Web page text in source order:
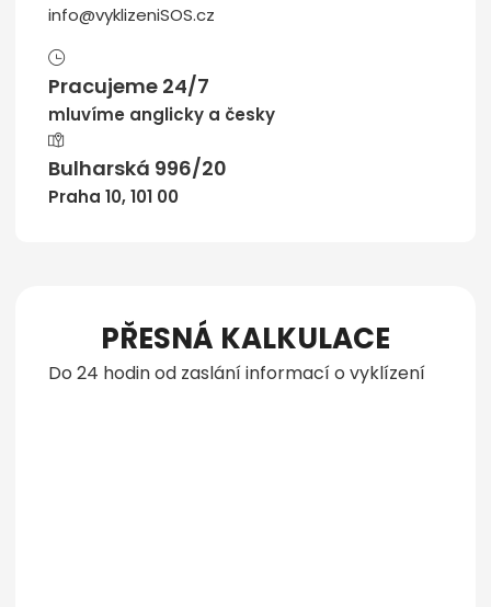
info@vyklizeniSOS.cz
Pracujeme 24/7
mluvíme anglicky a česky
Bulharská 996/20
Praha 10, 101 00
PŘESNÁ KALKULACE
Do 24 hodin od zaslání informací o vyklízení